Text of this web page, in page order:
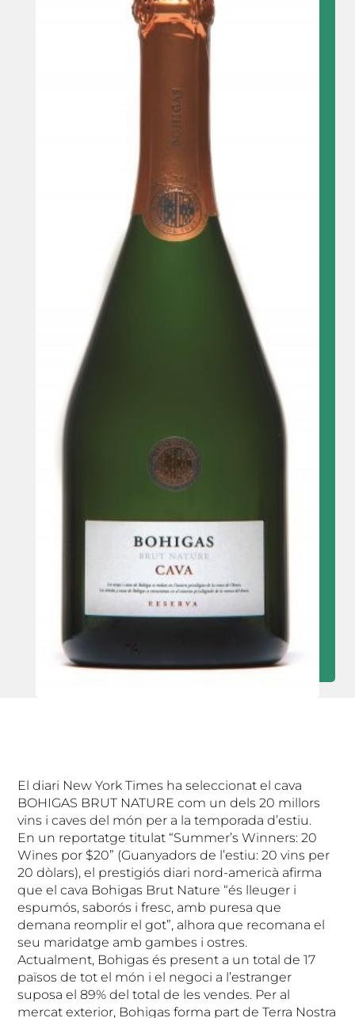
El diari New York Times ha seleccionat el cava
BOHIGAS BRUT NATURE com un dels 20 millors
vins i caves del món per a la temporada d’estiu.
En un reportatge titulat “Summer’s Winners: 20
Wines por $20” (Guanyadors de l’estiu: 20 vins per
20 dòlars), el prestigiós diari nord-americà afirma
que el cava Bohigas Brut Nature “és lleuger i
espumós, saborós i fresc, amb puresa que
demana reomplir el got”, alhora que recomana el
seu maridatge amb gambes i ostres.
Actualment, Bohigas és present a un total de 17
països de tot el món i el negoci a l’estranger
suposa el 89% del total de les vendes. Per al
mercat exterior, Bohigas forma part de Terra Nostra